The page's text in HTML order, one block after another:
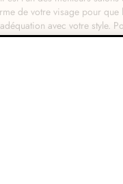
de votre visage pour
avec votre style.
chaleureuse qui vous
à profit professionnalisme
vous conseiller au mieux.
Les shampoings, soins
proposé à chaque client.
Quelle que soit la coupe